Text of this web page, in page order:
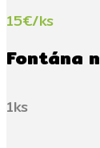
15€/ks
Fontána
1ks